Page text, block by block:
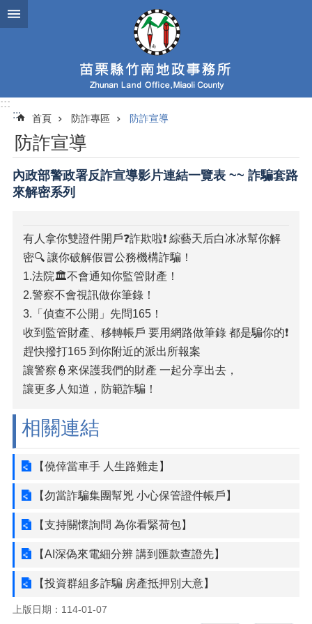
跳到主要內容區塊
:::
:::
首頁 防詐專區 防詐宣導
防詐宣導
內政部警政署反詐宣導影片連結一覽表 ~~ 詐騙套路
來解密系列
有人拿你雙證件開戶❓詐欺啦❗ 綜藝天后白冰冰幫你解
密🔍 讓你破解假冒公務機構詐騙！
1.法院🏛️不會通知你監管財產！
2.警察不會視訊做你筆錄！
3.「偵查不公開」先問165！
收到監管財產、移轉帳戶 要用網路做筆錄 都是騙你的❗
趕快撥打165 到你附近的派出所報案
讓警察👮來保護我們的財產 一起分享出去，
讓更多人知道，防範詐騙！
相關連結
【僥倖當車手 人生路難走】
【勿當詐騙集團幫兇 小心保管證件帳戶】
【支持關懷詢問 為你看緊荷包】
【AI深偽來電細分辨 講到匯款查證先】
【投資群組多詐騙 房產抵押別大意】
上版日期：114-01-07